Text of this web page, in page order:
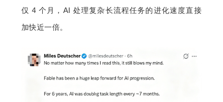
仅 4 个月，AI 处理复杂长流程任务的进化速度直接
加快近一倍。